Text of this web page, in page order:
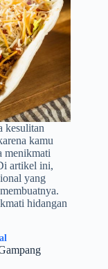
kesulitan
kamu
menikmati
artikel ini,
yang
hidangan